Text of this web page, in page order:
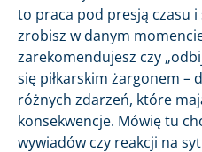
to praca pod presją czasu
zrobisz w danym
zarekomendujesz czy
się piłkarskim żargonem
różnych zdarzeń, które
konsekwencje. Mówię tu
wywiadów czy reakcji na